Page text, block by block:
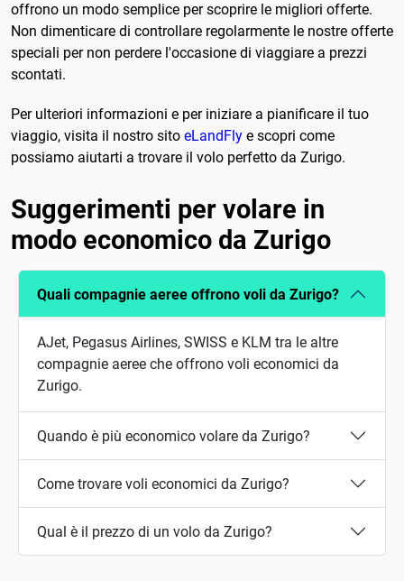
offrono un modo semplice per scoprire le migliori offerte.
Non dimenticare di controllare regolarmente le nostre offerte
speciali per non perdere l'occasione di viaggiare a prezzi
scontati.
Per ulteriori informazioni e per iniziare a pianificare il tuo
viaggio, visita il nostro sito eLandFly e scopri come
possiamo aiutarti a trovare il volo perfetto da Zurigo.
Suggerimenti per volare in
modo economico da Zurigo
Quali compagnie aeree offrono voli da Zurigo?
AJet, Pegasus Airlines, SWISS e KLM tra le altre
compagnie aeree che offrono voli economici da
Zurigo.
Quando è più economico volare da Zurigo?
Come trovare voli economici da Zurigo?
Qual è il prezzo di un volo da Zurigo?